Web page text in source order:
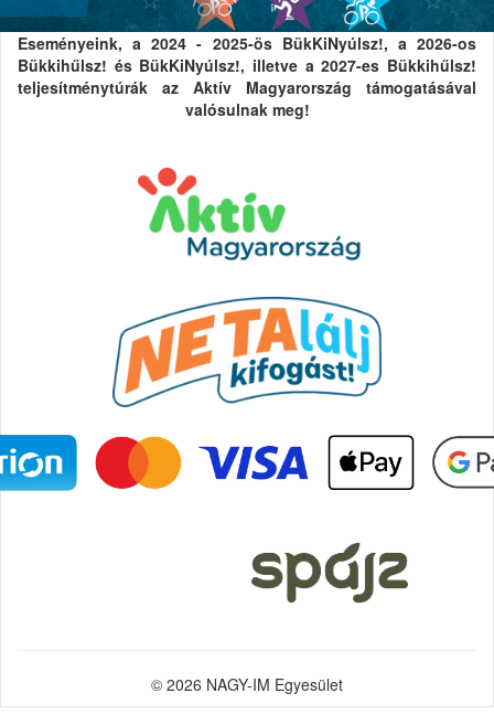
Eseményeink, a 2024 - 2025-ös BükKiNyúlsz!, a 2026-os
Bükkihűlsz! és BükKiNyúlsz!, illetve a 2027-es Bükkihűlsz!
teljesítménytúrák az Aktív Magyarország támogatásával
valósulnak meg!
© 2026 NAGY-IM Egyesület